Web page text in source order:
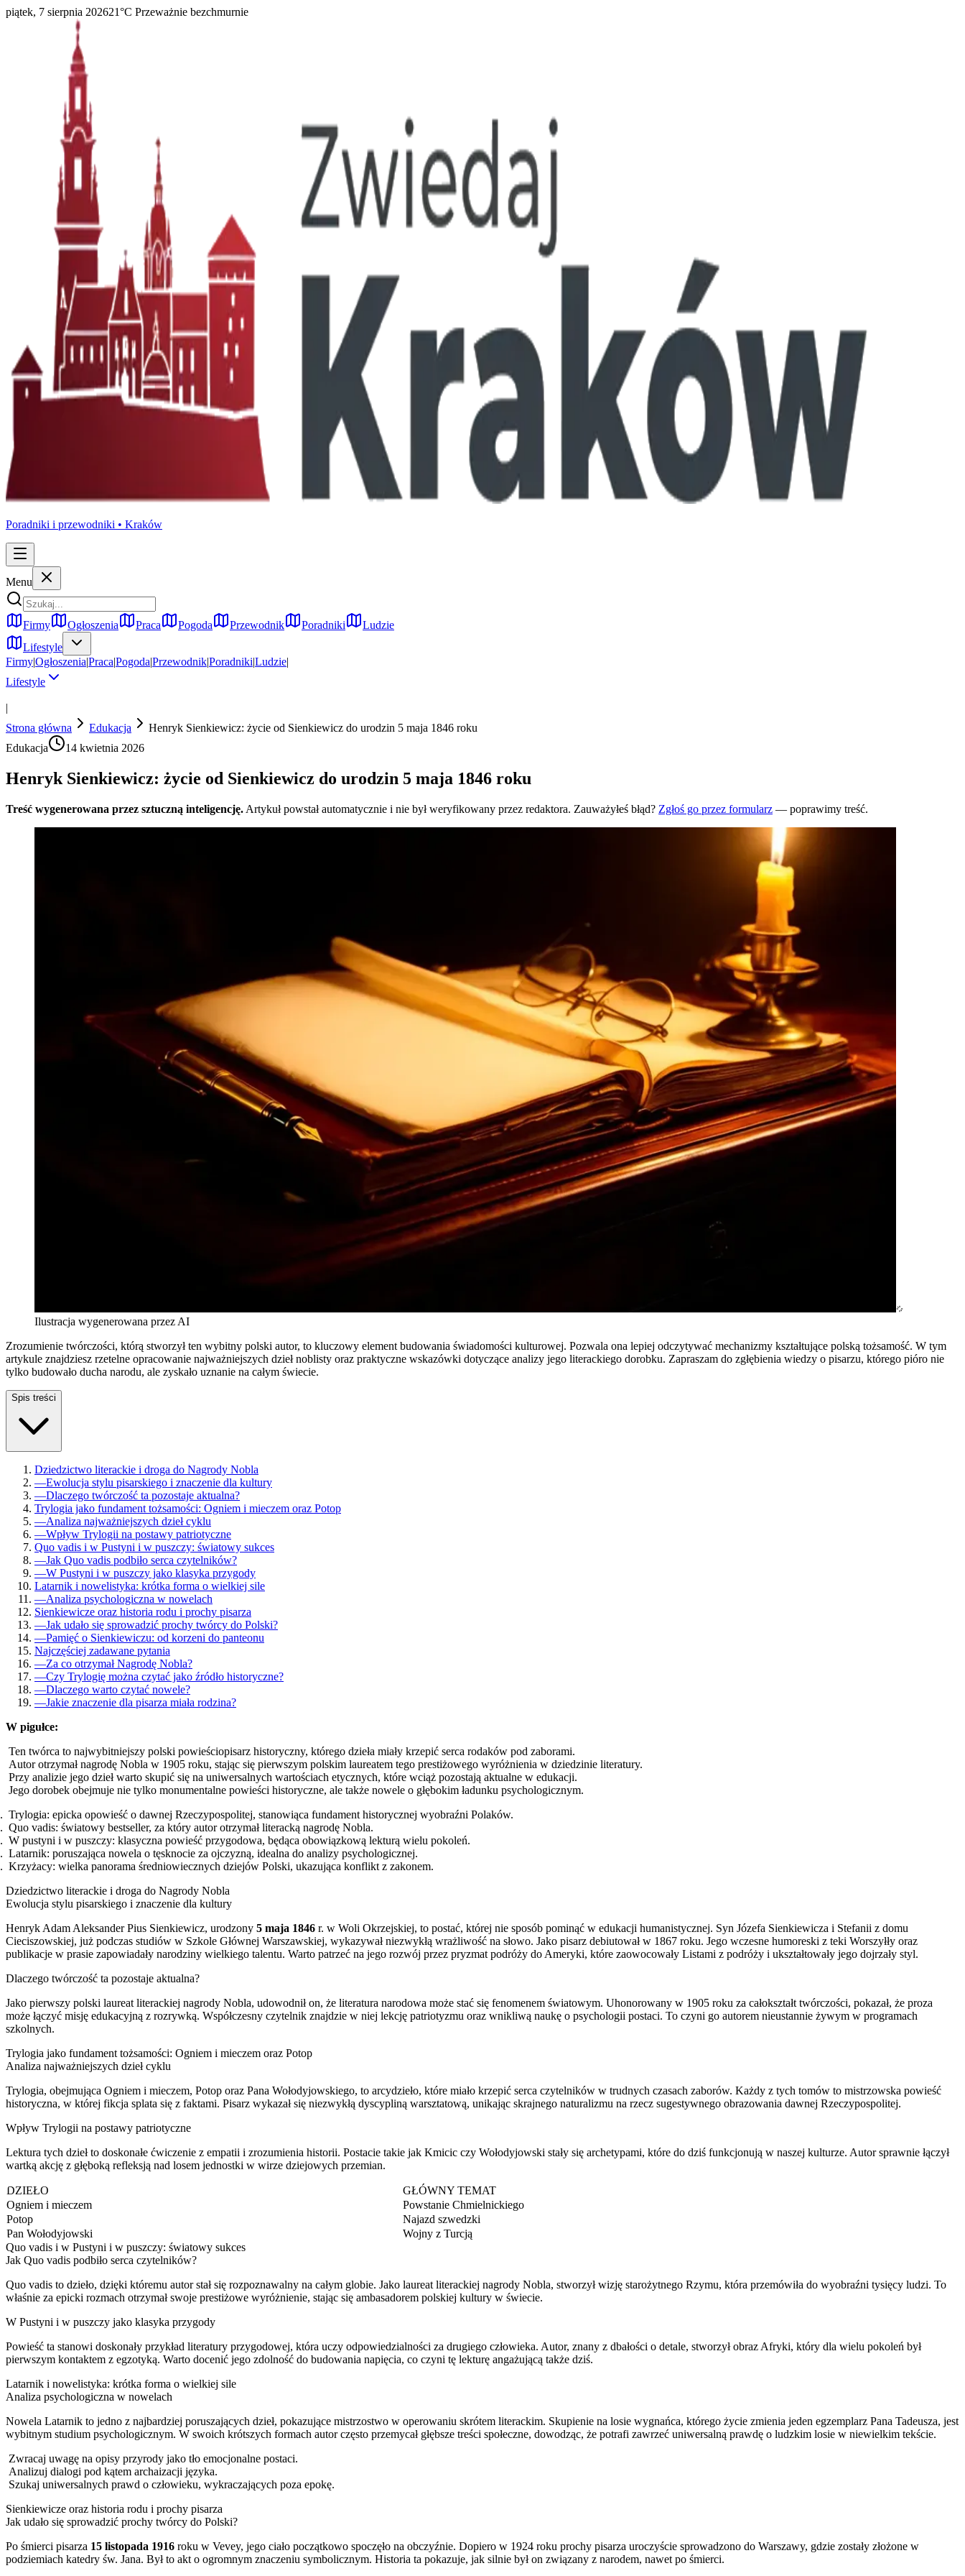
piątek, 7 sierpnia 202621°C Przeważnie bezchmurnie
Poradniki i przewodniki • Kraków
Menu
Firmy Ogłoszenia Praca Pogoda Przewodnik Poradniki
Ludzie
Lifestyle
Firmy|Ogłoszenia|Praca|Pogoda|Przewodnik|Poradniki|Ludzie|
Lifestyle
|
Strona główna
Edukacja
Henryk Sienkiewicz: życie od Sienkiewicz do urodzin 5 maja 1846 roku
Edukacja
14 kwietnia 2026
Henryk Sienkiewicz: życie od Sienkiewicz do urodzin 5 maja 1846 roku
Treść wygenerowana przez sztuczną inteligencję. Artykuł powstał automatycznie i nie był weryfikowany przez redaktora. Zauważyłeś błąd? Zgłoś go przez formularz — poprawimy treść.
Ilustracja wygenerowana przez AI
Zrozumienie twórczości, którą stworzył ten wybitny polski autor, to kluczowy element budowania świadomości kulturowej. Pozwala ona lepiej odczytywać mechanizmy kształtujące polską tożsamość. W tym
artykule znajdziesz rzetelne opracowanie najważniejszych dzieł noblisty oraz praktyczne wskazówki dotyczące analizy jego literackiego dorobku. Zapraszam do zgłębienia wiedzy o pisarzu, którego pióro nie
tylko budowało ducha narodu, ale zyskało uznanie na całym świecie.
Spis treści
Dziedzictwo literackie i droga do Nagrody Nobla
—Ewolucja stylu pisarskiego i znaczenie dla kultury
—Dlaczego twórczość ta pozostaje aktualna?
Trylogia jako fundament tożsamości: Ogniem i mieczem oraz Potop
—Analiza najważniejszych dzieł cyklu
—Wpływ Trylogii na postawy patriotyczne
Quo vadis i w Pustyni i w puszczy: światowy sukces
—Jak Quo vadis podbiło serca czytelników?
—W Pustyni i w puszczy jako klasyka przygody
Latarnik i nowelistyka: krótka forma o wielkiej sile
—Analiza psychologiczna w nowelach
Sienkiewicze oraz historia rodu i prochy pisarza
—Jak udało się sprowadzić prochy twórcy do Polski?
—Pamięć o Sienkiewiczu: od korzeni do panteonu
Najczęściej zadawane pytania
—Za co otrzymał Nagrodę Nobla?
—Czy Trylogię można czytać jako źródło historyczne?
—Dlaczego warto czytać nowele?
—Jakie znaczenie dla pisarza miała rodzina?
W pigułce:
Ten twórca to najwybitniejszy polski powieściopisarz historyczny, którego dzieła miały krzepić serca rodaków pod zaborami.
Autor otrzymał nagrodę Nobla w 1905 roku, stając się pierwszym polskim laureatem tego prestiżowego wyróżnienia w dziedzinie literatury.
Przy analizie jego dzieł warto skupić się na uniwersalnych wartościach etycznych, które wciąż pozostają aktualne w edukacji.
Jego dorobek obejmuje nie tylko monumentalne powieści historyczne, ale także nowele o głębokim ładunku psychologicznym.
Trylogia: epicka opowieść o dawnej Rzeczypospolitej, stanowiąca fundament historycznej wyobraźni Polaków.
Quo vadis: światowy bestseller, za który autor otrzymał literacką nagrodę Nobla.
W pustyni i w puszczy: klasyczna powieść przygodowa, będąca obowiązkową lekturą wielu pokoleń.
Latarnik: poruszająca nowela o tęsknocie za ojczyzną, idealna do analizy psychologicznej.
Krzyżacy: wielka panorama średniowiecznych dziejów Polski, ukazująca konflikt z zakonem.
Dziedzictwo literackie i droga do Nagrody Nobla
Ewolucja stylu pisarskiego i znaczenie dla kultury
Henryk Adam Aleksander Pius Sienkiewicz, urodzony 5 maja 1846 r. w Woli Okrzejskiej, to postać, której nie sposób pominąć w edukacji humanistycznej. Syn Józefa Sienkiewicza i Stefanii z domu
Cieciszowskiej, już podczas studiów w Szkole Głównej Warszawskiej, wykazywał niezwykłą wrażliwość na słowo. Jako pisarz debiutował w 1867 roku. Jego wczesne humoreski z teki Worszyłły oraz
publikacje w prasie zapowiadały narodziny wielkiego talentu. Warto patrzeć na jego rozwój przez pryzmat podróży do Ameryki, które zaowocowały Listami z podróży i ukształtowały jego dojrzały styl.
Dlaczego twórczość ta pozostaje aktualna?
Jako pierwszy polski laureat literackiej nagrody Nobla, udowodnił on, że literatura narodowa może stać się fenomenem światowym. Uhonorowany w 1905 roku za całokształt twórczości, pokazał, że proza
może łączyć misję edukacyjną z rozrywką. Współczesny czytelnik znajdzie w niej lekcję patriotyzmu oraz wnikliwą naukę o psychologii postaci. To czyni go autorem nieustannie żywym w programach
szkolnych.
Trylogia jako fundament tożsamości: Ogniem i mieczem oraz Potop
Analiza najważniejszych dzieł cyklu
Trylogia, obejmująca Ogniem i mieczem, Potop oraz Pana Wołodyjowskiego, to arcydzieło, które miało krzepić serca czytelników w trudnych czasach zaborów. Każdy z tych tomów to mistrzowska powieść
historyczna, w której fikcja splata się z faktami. Pisarz wykazał się niezwykłą dyscypliną warsztatową, unikając skrajnego naturalizmu na rzecz sugestywnego obrazowania dawnej Rzeczypospolitej.
Wpływ Trylogii na postawy patriotyczne
Lektura tych dzieł to doskonałe ćwiczenie z empatii i zrozumienia historii. Postacie takie jak Kmicic czy Wołodyjowski stały się archetypami, które do dziś funkcjonują w naszej kulturze. Autor sprawnie łączył
wartką akcję z głęboką refleksją nad losem jednostki w wirze dziejowych przemian.
DZIEŁO
GŁÓWNY TEMAT
Ogniem i mieczem
Powstanie Chmielnickiego
Potop
Najazd szwedzki
Pan Wołodyjowski
Wojny z Turcją
Quo vadis i w Pustyni i w puszczy: światowy sukces
Jak Quo vadis podbiło serca czytelników?
Quo vadis to dzieło, dzięki któremu autor stał się rozpoznawalny na całym globie. Jako laureat literackiej nagrody Nobla, stworzył wizję starożytnego Rzymu, która przemówiła do wyobraźni tysięcy ludzi. To
właśnie za epicki rozmach otrzymał swoje prestiżowe wyróżnienie, stając się ambasadorem polskiej kultury w świecie.
W Pustyni i w puszczy jako klasyka przygody
Powieść ta stanowi doskonały przykład literatury przygodowej, która uczy odpowiedzialności za drugiego człowieka. Autor, znany z dbałości o detale, stworzył obraz Afryki, który dla wielu pokoleń był
pierwszym kontaktem z egzotyką. Warto docenić jego zdolność do budowania napięcia, co czyni tę lekturę angażującą także dziś.
Latarnik i nowelistyka: krótka forma o wielkiej sile
Analiza psychologiczna w nowelach
Nowela Latarnik to jedno z najbardziej poruszających dzieł, pokazujące mistrzostwo w operowaniu skrótem literackim. Skupienie na losie wygnańca, którego życie zmienia jeden egzemplarz Pana Tadeusza, jest
wybitnym studium psychologicznym. W swoich krótszych formach autor często przemycał głębsze treści społeczne, dowodząc, że potrafi zawrzeć uniwersalną prawdę o ludzkim losie w niewielkim tekście.
Zwracaj uwagę na opisy przyrody jako tło emocjonalne postaci.
Analizuj dialogi pod kątem archaizacji języka.
Szukaj uniwersalnych prawd o człowieku, wykraczających poza epokę.
Sienkiewicze oraz historia rodu i prochy pisarza
Jak udało się sprowadzić prochy twórcy do Polski?
Po śmierci pisarza 15 listopada 1916 roku w Vevey, jego ciało początkowo spoczęło na obczyźnie. Dopiero w 1924 roku prochy pisarza uroczyście sprowadzono do Warszawy, gdzie zostały złożone w
podziemiach katedry św. Jana. Był to akt o ogromnym znaczeniu symbolicznym. Historia ta pokazuje, jak silnie był on związany z narodem, nawet po śmierci.